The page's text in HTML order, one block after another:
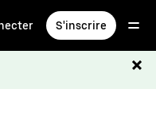
S'inscrire